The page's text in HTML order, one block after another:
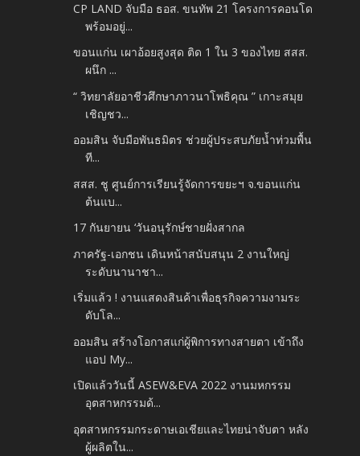
CP LAND จับมือ ธอส. ขนทัพ 21 โครงการคอนโด
พร้อมอยู่...
ขอนแก่น เผาอ้อยสูงสุด ติด 1 ใน 3 ของไทย สสส.
ผนึก ...
“ วิทยาลัยอาชีวศึกษาภาวนาโพธิคุณ ” เกาะสมุย
เชิญชว...
ออมสิน จับมือพันธมิตร ช่วยผู้ประสบภัยน้ำท่วมพื้น
ที...
สสส. ชู ศูนย์การเรียนรู้จัดการขยะฯ จ.ขอนแก่น
ต้นแบ...
17 กันยายน ‘วันอนุรักษ์ชายฝั่งสากล
ภาครัฐ-เอกชน เดินหน้าสนับสนุน 2 งานใหญ่
ระดับนานาชา...
เริ่มแล้ว ! งานแสดงสินค้าเพื่อธุรกิจความงามระ
ดับโล...
ออมสิน สร้างโอกาสแก่ผู้พิการทางสายตา เข้าถึง
แอป My...
เปิดแล้ววันนี้ ASEW&EVA 2022 งานมหกรรม
อุตสาหกรรมด้...
อุตสาหกรรมกระดาษเอเชียและไทยน่าจับตา หลัง
ผู้ผลิตใน...